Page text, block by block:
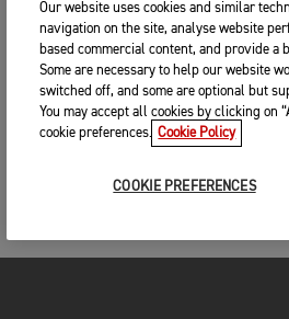
Our website uses cookies and similar
navigation on the site, analyse website
based commercial content, and provide a
Some are necessary to help our website
switched off, and some are optional but
You may accept all cookies by clicking on
cookie preferences. Cookie Policy
COOKIE PREFERENCES